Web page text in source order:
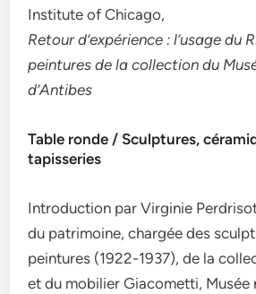
Institute of Chicago,
Retour d’expérience : l’usage du
peintures de la collection du
d’Antibes
Table ronde / Sculptures,
tapisseries
Introduction par Virginie
du patrimoine, chargée des
peintures (1922-1937), de la
et du mobilier Giacometti, Musée